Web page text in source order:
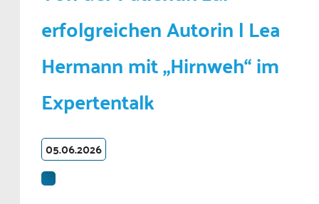
erfolgreichen Autorin | Lea
Hermann mit „Hirnweh“ im
Expertentalk
05.06.2026